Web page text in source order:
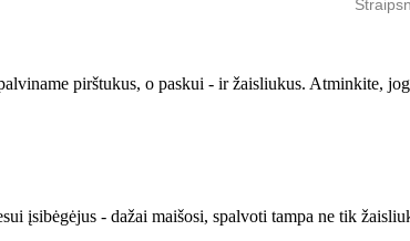
pirštukus, o paskui - ir žaisliukus. Atminkite,
įsibėgėjus - dažai maišosi, spalvoti tampa ne tik